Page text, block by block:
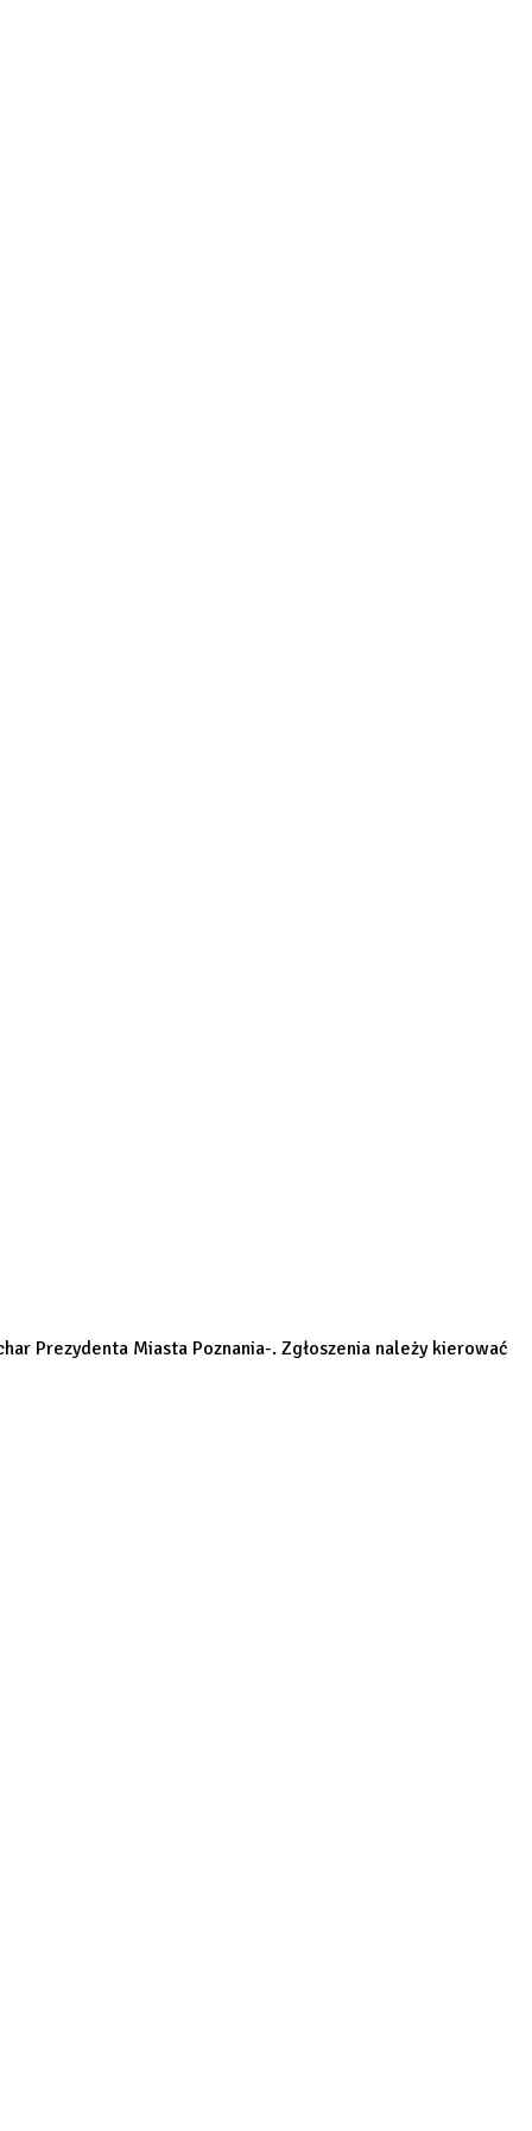
Prezydenta Miasta Poznania-. Zgłoszenia należy kierować